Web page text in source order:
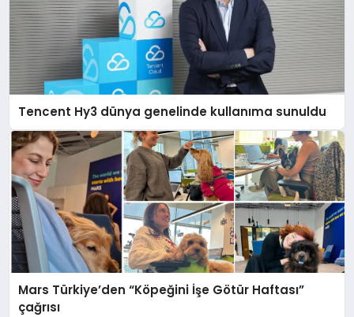
Tencent Hy3 dünya genelinde kullanıma sunuldu
Mars Türkiye’den “Köpeğini İşe Götür Haftası”
çağrısı